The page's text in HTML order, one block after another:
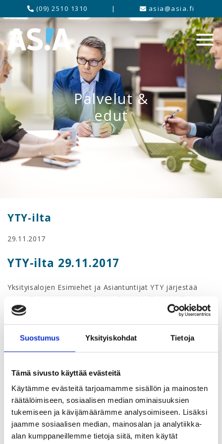
Suostumus Yksityiskohdat Tietoja
Tämä sivusto käyttää evästeitä
Käytämme evästeitä tarjoamamme sisällön ja mainosten
räätälöimiseen, sosiaalisen median ominaisuuksien
tukemiseen ja kävijämäärämme analysoimiseen. Lisäksi
jaamme sosiaalisen median, mainosalan ja analytiikka-
alan kumppaneillemme tietoja siitä, miten käytät
(09) 2510 1310 | asia@asia.fi
Palvelut &
edut
YTY-ilta
29.11.2017
YTY-ilta 29.11.2017
Yksityisalojen Esimiehet ja Asiantuntijat YTY järjestää
Koneella ja Konecranesilla työskenteleville jäsenilleen
tutustumismatkan Hyvinkään uuteen nähtävyyteen Spa
Hotel Sveitsiin.
Keskustelemme samalla työmarkkinoiden viimeisimmistä
kuulumisista, syömme sekä tutustumme kollegoihin. YTY
leffalipun BioRexiin.
Tapahtuma alkaa kello 16, mutta voit tulla mukaan
myöhemminkin. Kello 17.30 tutustumme Spa Hotel
Sveitsin monipuolisiin palveluihin hotellin henkilökunnan
opastamana.